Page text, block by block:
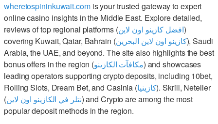
wheretospininkuwait.comis your trusted gateway to expert
online casino insights in the Middle East. Explore detailed,
reviews of top regional platforms (افضل كازينو اون لاين)
covering Kuwait, Qatar, Bahrain (كازينو اون لاين البحرين), Saudi
Arabia, the UAE, and beyond. The site also highlights the best
bonus offers in the region (مكافآت الكازينو) and showcases
leading operators supporting crypto deposits, including 10bet,
Rolling Slots, Dream Bet, and Casinia (كازينيا). Skrill, Neteller
(نتلر في الكازينو اون لاين) and Crypto are among the most
popular deposit methods in the region.